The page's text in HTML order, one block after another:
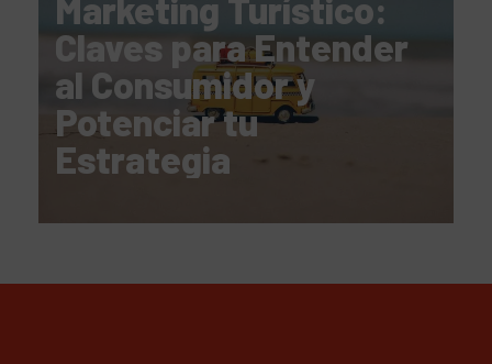
Marketing Turístico:
Claves para Entender
al Consumidor y
Potenciar tu
Estrategia